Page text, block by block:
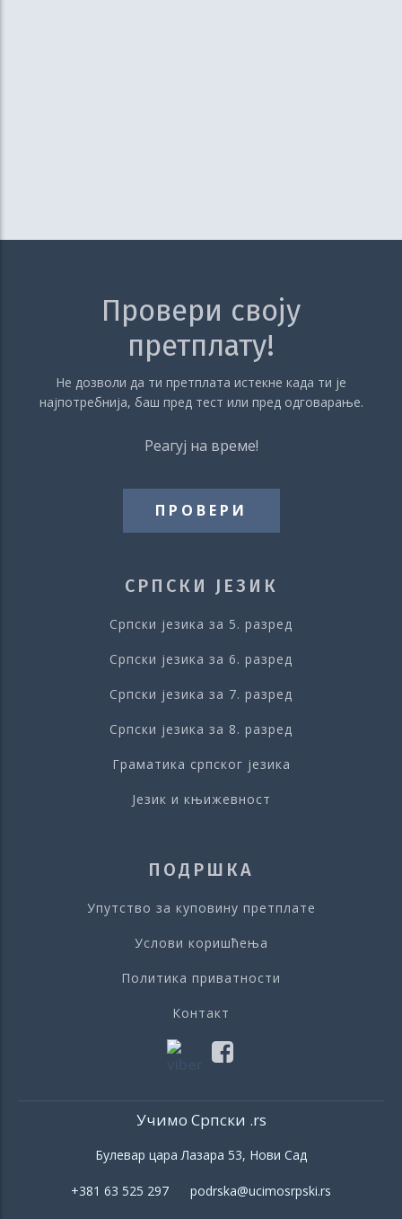
Провери своју
претплату!
Не дозволи да ти претплата истекне када ти је
најпотребнија, баш пред тест или пред одговарање.
Реагуј на време!
ПРОВЕРИ
СРПСКИ ЈЕЗИК
Српски језика за 5. разред
Српски језика за 6. разред
Српски језика за 7. разред
Српски језика за 8. разред
Граматика српског језика
Језик и књижевност
ПОДРШКА
Упутство за куповину претплате
Услови коришћења
Политика приватности
Контакт
Учимо Српски .rs
Булевар цара Лазара 53, Нови Сад
+381 63 525 297 podrska@ucimosrpski.rs